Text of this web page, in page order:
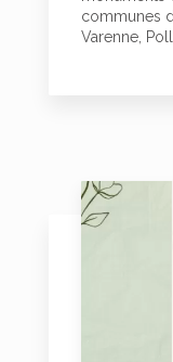
communes
Varenne,